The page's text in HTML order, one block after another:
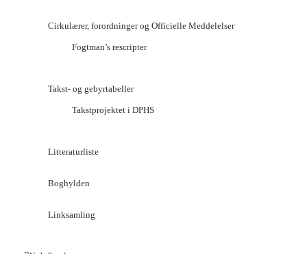
Cirkulærer, forordninger og Officielle Meddelelser
Fogtman’s rescripter
Takst- og gebyrtabeller
Takstprojektet i DPHS
Litteraturliste
Boghylden
Linksamling